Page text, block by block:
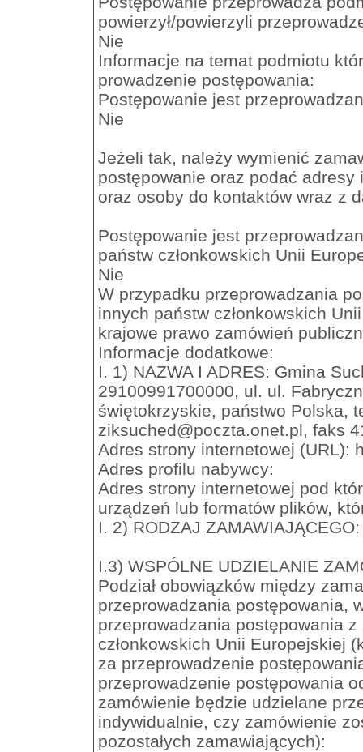
powierzył/powierzyli
Nie
Informacje na temat podmiotu
prowadzenie postępowania:
Postępowanie jest
Nie
Jeżeli tak, należy wymienić
postępowanie oraz podać
oraz osoby do kontaktów wraz z
Postępowanie jest
państw członkowskich Unii
Nie
W przypadku przeprowadzania
innych państw członkowskich
krajowe prawo zamówień
Informacje dodatkowe:
I. 1) NAZWA I ADRES: Gmina
29100991700000, ul. ul.
świętokrzyskie, państwo Polska,
ziksuched@poczta.onet.pl, faks
Adres strony internetowej (URL):
Adres profilu nabywcy:
Adres strony internetowej pod
urządzeń lub formatów plików,
I. 2) RODZAJ
I.3) WSPÓLNE UDZIELANIE
Podział obowiązków między
przeprowadzania postępowania,
przeprowadzania postępowania
członkowskich Unii Europejskiej
za przeprowadzenie
przeprowadzenie postępowania
zamówienie będzie udzielane
indywidualnie, czy zamówienie
pozostałych zamawiających):